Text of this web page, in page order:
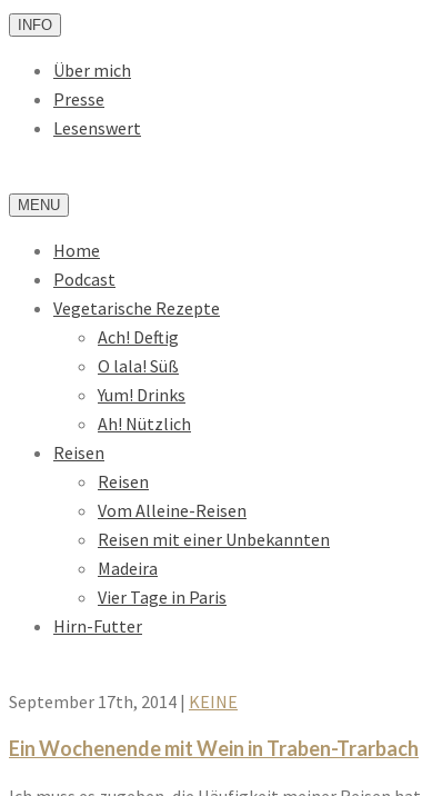
INFO
Über mich
Presse
Lesenswert
MENU
Home
Podcast
Vegetarische Rezepte
Ach! Deftig
O lala! Süß
Yum! Drinks
Ah! Nützlich
Reisen
Reisen
Vom Alleine-Reisen
Reisen mit einer Unbekannten
Madeira
Vier Tage in Paris
Hirn-Futter
September 17th, 2014 | KEINE
Ein Wochenende mit Wein in Traben-Trarbach